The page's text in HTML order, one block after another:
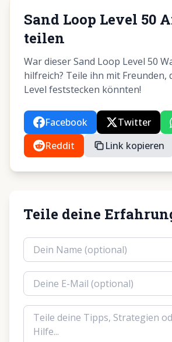
Sand Loop Level 50
teilen
War dieser Sand Loop Level 50
hilfreich? Teile ihn mit Freunden,
Level feststecken könnten!
Facebook Twitter
Reddit
Link kopieren
Teile deine